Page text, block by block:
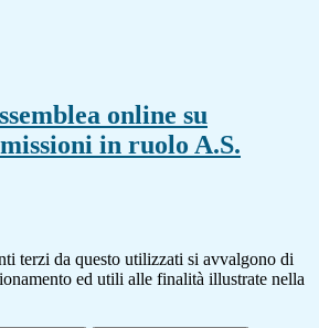
online su
in ruolo A.S.
terzi da questo utilizzati si avvalgono di
ed utili alle finalità illustrate nella